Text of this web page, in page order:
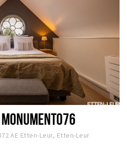
AE Etten-Leur, Etten-Leur